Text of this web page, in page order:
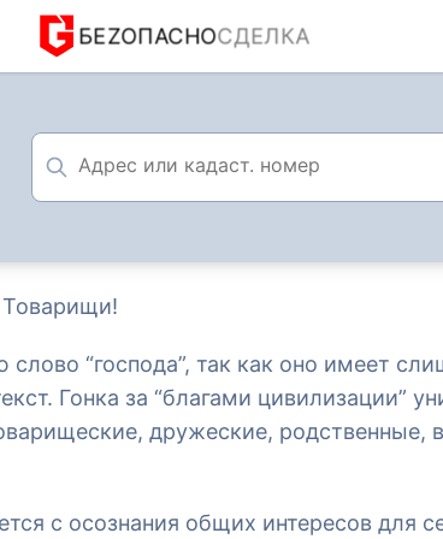
БЕZОПАСНОСДЕЛКА
Отечества: единство и общие цели
Товарищи!
слово “господа”, так как оно имеет
Гонка за “благами цивилизации”
дружеские, родственные,
с осознания общих интересов для